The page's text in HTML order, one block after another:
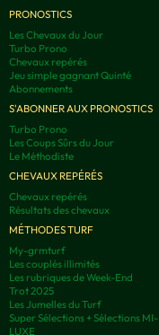
PRONOSTICS
Les Chevaux du Jour
Turbo Prono
Chevaux repérés
Jeu simple gagnant Quinté
Abonnements
S'ABONNER AUX PRONOSTICS
Turbo Prono
Les Coups Sûrs du Jour
Le Méthodiste
CHEVAUX REPÉRÉS
Chevaux repérés
Résultats des chevaux
MÉTHODES TURF
My-grmturf
Les couplés illimités
Les rubriques de Week-End
Trot 2025
Les Jumelles du Turf
Super Sélections + Sélections MI-
LUXE